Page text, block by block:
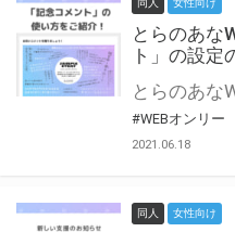
同人 女性向け
とらのあな
ト」の設定
#WEBオンリー
2021.06.18
同人 女性向け